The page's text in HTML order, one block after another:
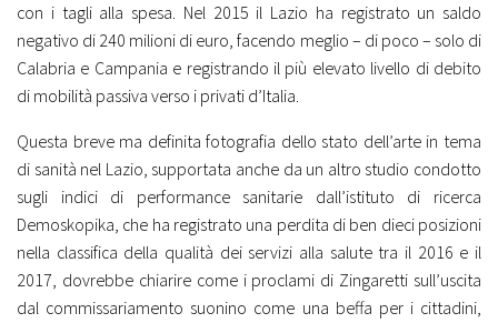
con i tagli alla spesa. Nel 2015 il Lazio ha registrato un saldo
negativo di 240 milioni di euro, facendo meglio – di poco – solo di
Calabria e Campania e registrando il più elevato livello di debito
di mobilità passiva verso i privati d’Italia.
Questa breve ma definita fotografia dello stato dell’arte in tema
di sanità nel Lazio, supportata anche da un altro studio condotto
sugli indici di performance sanitarie dall’istituto di ricerca
Demoskopika, che ha registrato una perdita di ben dieci posizioni
nella classifica della qualità dei servizi alla salute tra il 2016 e il
2017, dovrebbe chiarire come i proclami di Zingaretti sull’uscita
dal commissariamento suonino come una beffa per i cittadini,